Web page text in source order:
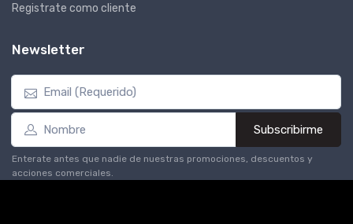
Registrate como cliente
Newsletter
Subscribirme
Enterate antes que nadie de nuestras promociones, descuentos y
acciones comerciales.